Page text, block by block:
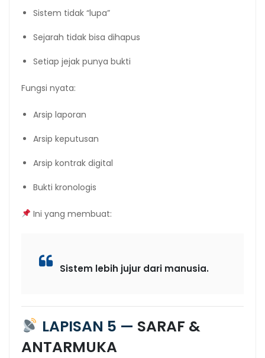
Sistem tidak “lupa”
Sejarah tidak bisa dihapus
Setiap jejak punya bukti
Fungsi nyata:
Arsip laporan
Arsip keputusan
Arsip kontrak digital
Bukti kronologis
Ini yang membuat:
Sistem lebih jujur dari manusia.
LAPISAN 5 — SARAF &
ANTARMUKA